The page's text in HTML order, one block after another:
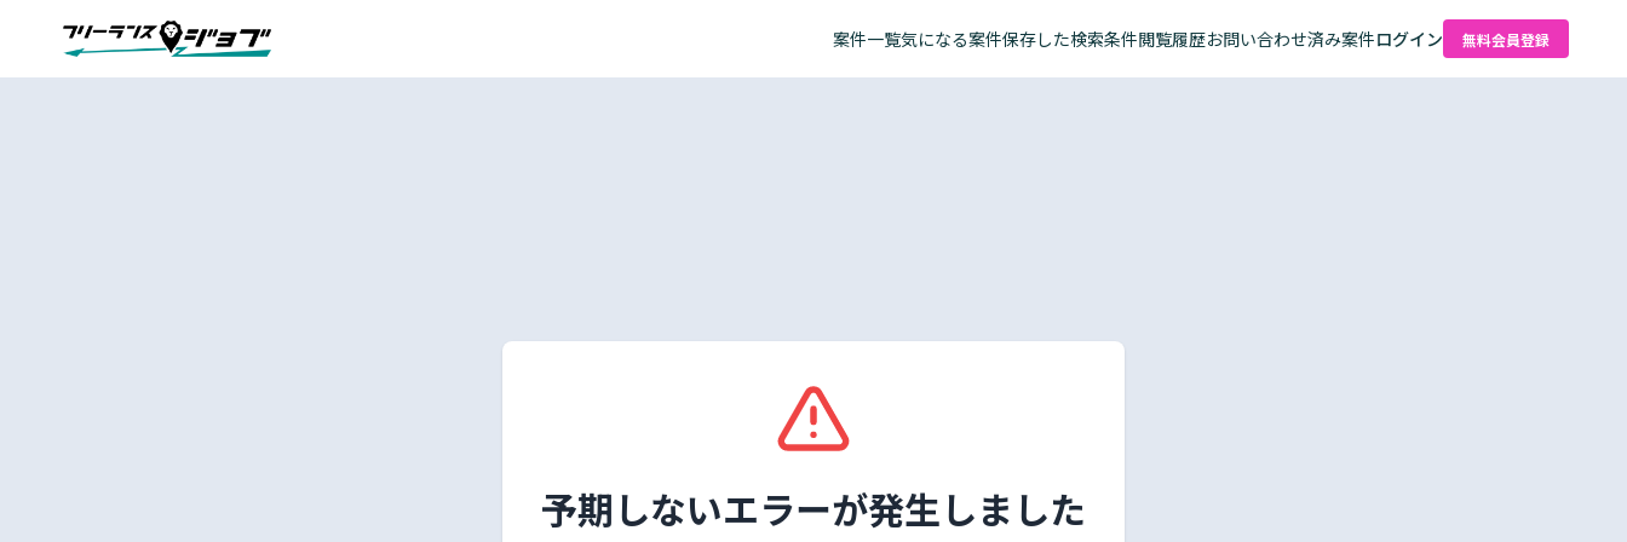
案件一覧気になる案件保存した検索条件閲覧履歴お問い合わせ済み案件ログイン 無料会員登録
予期しないエラーが発生しました